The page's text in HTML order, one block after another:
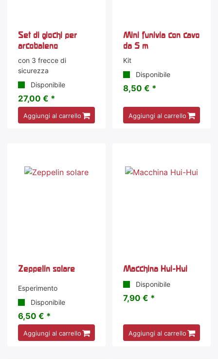
Set di giochi per
arcobaleno
con 3 frecce di
sicurezza
Disponibile
27,00 € *
Aggiungi al carrello
Mini funivia con cavo
da 5 m
Kit
Disponibile
8,50 € *
Aggiungi al carrello
Zeppelin solare
Esperimento
Disponibile
6,50 € *
Aggiungi al carrello
Macchina Hui-Hui
Disponibile
7,90 € *
Aggiungi al carrello